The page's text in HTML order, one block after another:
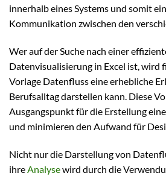
innerhalb eines Systems und somit
Kommunikation zwischen den
Wer auf der Suche nach einer
Datenvisualisierung in Excel ist, wird
Vorlage Datenfluss eine erhebliche
Berufsalltag darstellen kann. Diese
Ausgangspunkt für die Erstellung
und minimieren den Aufwand für
Nicht nur die Darstellung von
ihre Analysewird durch die